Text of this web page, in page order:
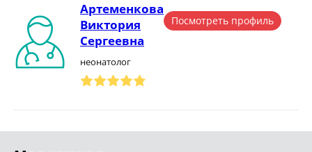
Артеменкова
Виктория
Сергеевна
неонатолог
Посмотреть профиль